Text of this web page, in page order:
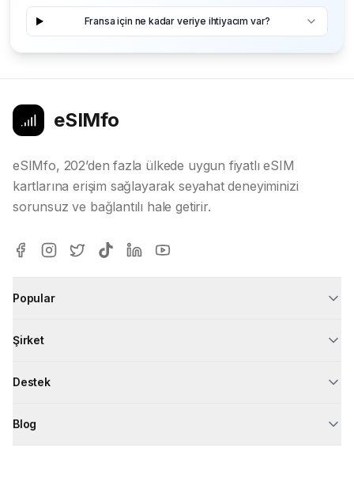
Fransa için ne kadar veriye ihtiyacım var?
eSIMfo
eSIMfo, 202’den fazla ülkede uygun fiyatlı eSIM
kartlarına erişim sağlayarak seyahat deneyiminizi
sorunsuz ve bağlantılı hale getirir.
Popular
Şirket
Destek
Blog